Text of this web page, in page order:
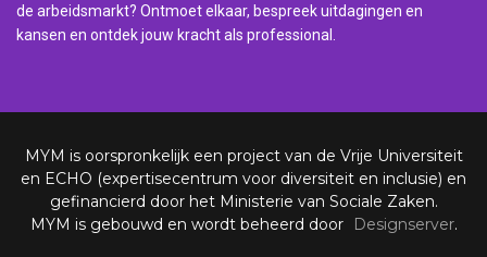
de arbeidsmarkt? Ontmoet elkaar, bespreek uitdagingen en
kansen en ontdek jouw kracht als professional.
MYM is oorspronkelijk een project van de Vrije Universiteit
en ECHO (expertisecentrum voor diversiteit en inclusie) en
gefinancierd door het Ministerie van Sociale Zaken.
MYM is gebouwd en wordt beheerd door
Designserver.